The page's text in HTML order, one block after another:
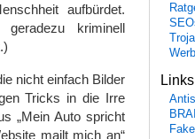
aufbürdet.
kriminell
nicht einfach Bilder
Tricks in die Irre
„Mein Auto spricht
mailt mich an“